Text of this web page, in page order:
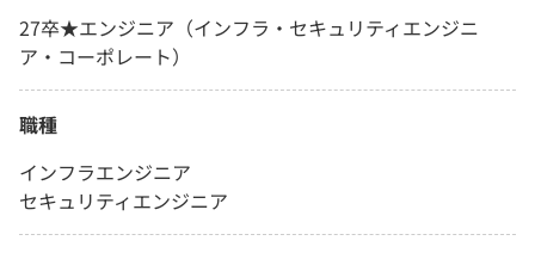
27卒★エンジニア（インフラ・セキュリティエンジニ
ア・コーポレート）
職種
インフラエンジニア
セキュリティエンジニア